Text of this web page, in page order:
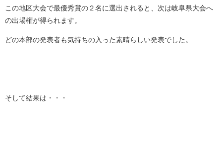
この地区大会で最優秀賞の２名に選出されると、次は岐阜県大会へ
の出場権が得られます。
どの本部の発表者も気持ちの入った素晴らしい発表でした。
そして結果は・・・